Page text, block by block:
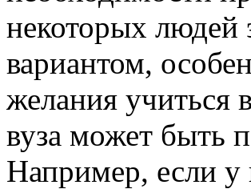
некоторых людей
вариантом,
желания учиться
вуза может быть
Например, если